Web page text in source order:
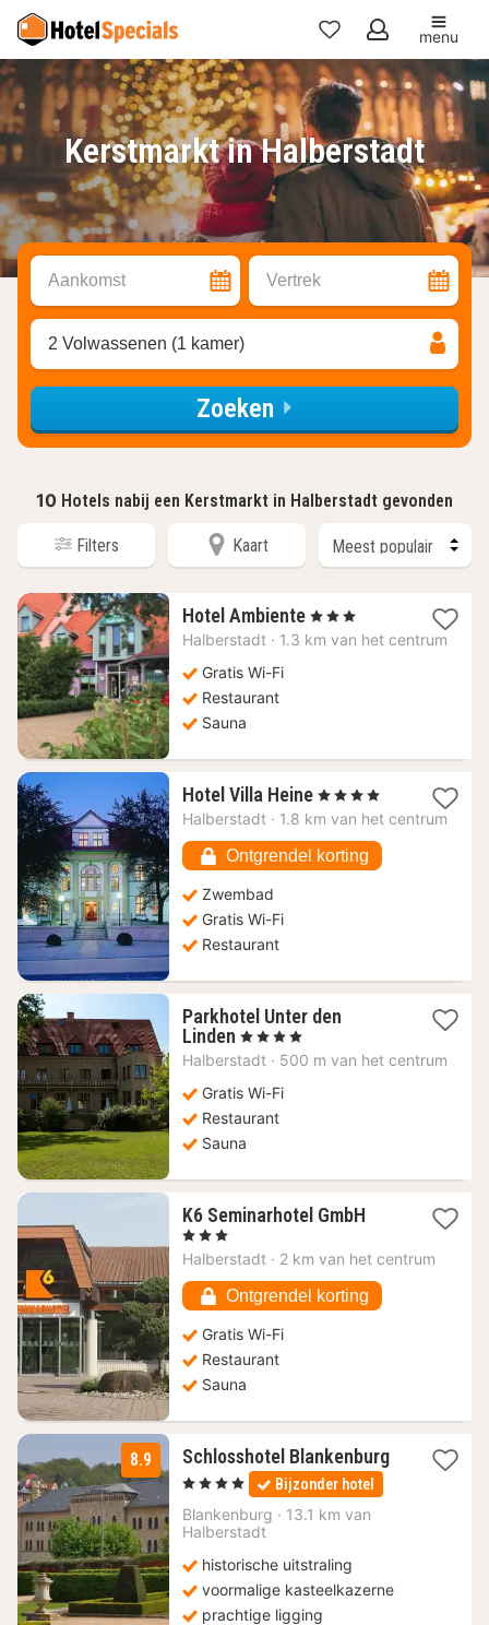
Mijn
favorieten
menu
Kerstmarkt in Halberstadt
Aankomst Vertrek
2 Volwassenen (1 kamer)
Zoeken
10 Hotels nabij een Kerstmarkt in Halberstadt gevonden
Filters Kaart
Hotel Ambiente 1
nacht
, 3 Sterren
Halberstadt · 1.3 km van het centrum
Gratis Wi-Fi
Restaurant
Sauna
Hotel Villa Heine 1
nacht
142,78
€
, 4 Sterren
Halberstadt · 1.8 km van het centrum
Ontgrendel korting
Zwembad
Gratis Wi-Fi
Restaurant
Parkhotel Unter den
Linden 1
nacht
91,02
€
, 4 Sterren
Halberstadt · 500 m van het centrum
Gratis Wi-Fi
Restaurant
Sauna
K6 Seminarhotel GmbH1
vanaf
€
, 3 Sterren
Halberstadt · 2 km van het centrum
Ontgrendel korting
Gratis Wi-Fi
Restaurant
Sauna
8.9
Schlosshotel Blankenburg
1
nacht
vanaf
166,10
, 4 Sterren Bijzonder hotel
Blankenburg · 13.1 km van
Halberstadt
historische uitstraling
voormalige kasteelkazerne
prachtige ligging